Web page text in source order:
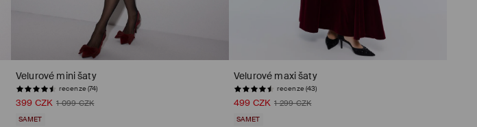
Velurové mini šaty
recenze (74)
399 CZK 1 099 CZK
SAMET
Velurové maxi šaty
recenze (43)
499 CZK 1 299 CZK
SAMET